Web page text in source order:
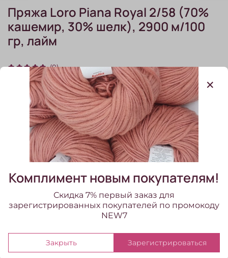
(0)
В наличии: 370 г
Пряжа Loro Piana Royal 2/58 (70%
кашемир, 30% шелк), 2900 м/100
гр, лайм
18.00 ₽
Цена указана за 1 грамм Минимальный отмот 25
грамм. Пряжа, проданная на отмот (отрез) по
законодательству РФ обмену и возврату не
подлежит. НЕ ЗАБУДЬТЕ ДОБАВИТЬ КОНУС! При
заказе от 500гр бобины без размота скидка 10%
Скидка рассчитывается автоматически в
корзине.
Комплимент новым покупателям!
Скидка 7% первый заказ для
зарегистрированных покупателей по промокоду
NEW7
Закрыть Зарегистрироваться